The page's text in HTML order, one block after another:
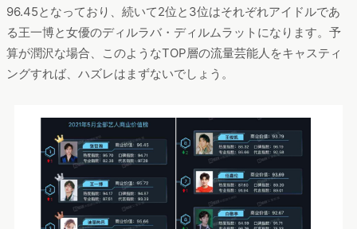
96.45となっており、続いて2位と3位はそれぞれアイドルであ
る王一博と女優のディルラバ・ディルムラットになります。予
算が潤沢な場合、このようなTOP層の流量芸能人をキャスティ
ングすれば、ハズレはまずないでしょう。